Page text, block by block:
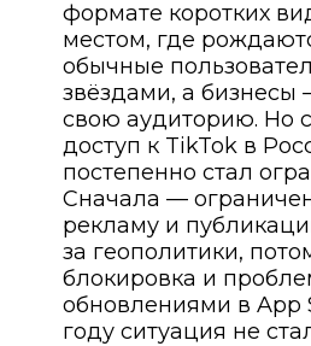
формате коротких
местом, где
обычные
звёздами, а бизнесы
свою аудиторию. Но
доступ к TikTok в
постепенно стал
Сначала —
рекламу и
за геополитики,
блокировка и
обновлениями в App
году ситуация не